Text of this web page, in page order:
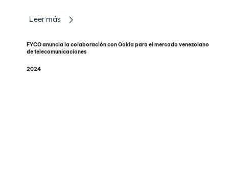
Leer más
FYCO anuncia la colaboración con Ookla para el mercado venezolano
de telecomunicaciones
2024